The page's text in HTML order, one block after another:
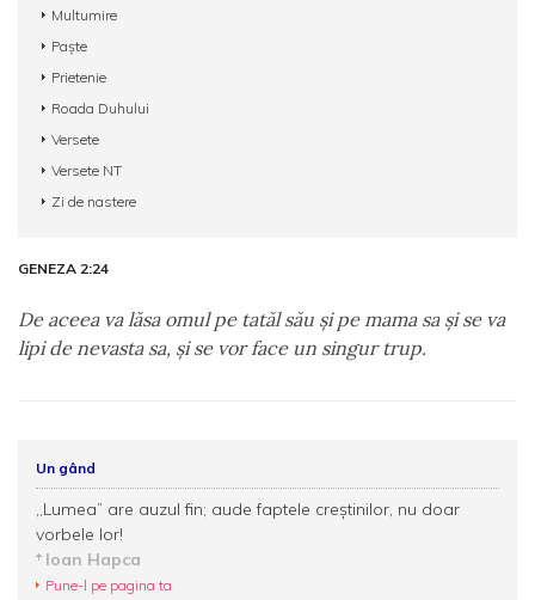
Multumire
Paște
Prietenie
Roada Duhului
Versete
Versete NT
Zi de nastere
GENEZA 2:24
De aceea va lăsa omul pe tatăl său şi pe mama sa şi se va
lipi de nevasta sa, şi se vor face un singur trup.
Un gând
,,Lumea” are auzul fin; aude faptele creștinilor, nu doar
vorbele lor!
Ioan Hapca
Pune-l pe pagina ta